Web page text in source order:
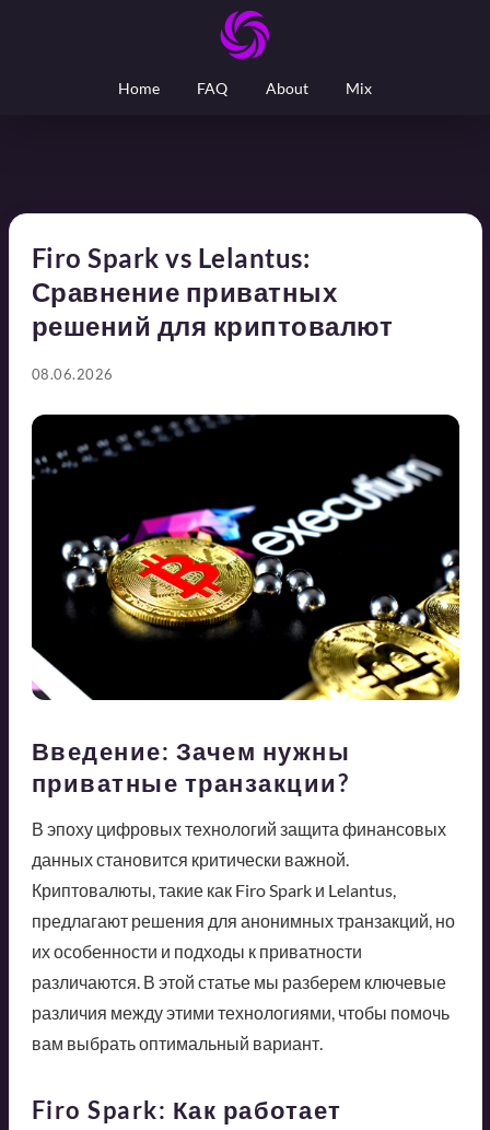
Home FAQ About Mix
Firo Spark vs Lelantus:
Сравнение приватных
решений для криптовалют
08.06.2026
Введение: Зачем нужны
приватные транзакции?
В эпоху цифровых технологий защита финансовых
данных становится критически важной.
Криптовалюты, такие как Firo Spark и Lelantus,
предлагают решения для анонимных транзакций, но
их особенности и подходы к приватности
различаются. В этой статье мы разберем ключевые
различия между этими технологиями, чтобы помочь
вам выбрать оптимальный вариант.
Firo Spark: Как работает